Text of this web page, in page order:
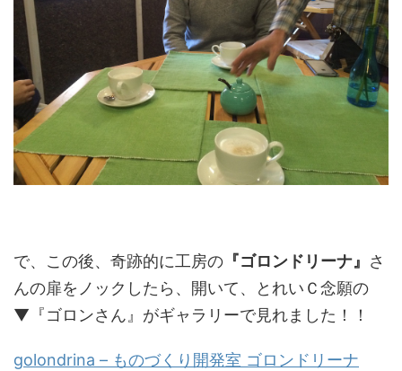
で、この後、奇跡的に工房の 『ゴロンドリーナ』 さ
んの扉をノックしたら、開いて、とれいＣ念願の
▼『ゴロンさん』がギャラリーで見れました！！
golondrina – ものづくり開発室 ゴロンドリーナ